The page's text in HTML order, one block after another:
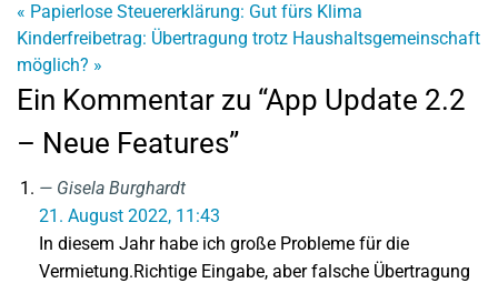
« Papierlose Steuererklärung: Gut fürs Klima
Kinderfreibetrag: Übertragung trotz Haushaltsgemeinschaft
möglich? »
Ein Kommentar zu “App Update 2.2
– Neue Features”
Gisela Burghardt
21. August 2022, 11:43
In diesem Jahr habe ich große Probleme für die
Vermietung.Richtige Eingabe, aber falsche Übertragung